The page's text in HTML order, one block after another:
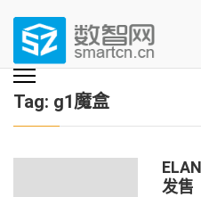
content
(Press
enter)
数智网
智能家居第一资讯门户 | 智能家居系
案，智能家居技术应用，智能家居
Tag: g1魔盒
发售